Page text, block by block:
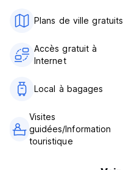
Plans de ville gratuits
Accès gratuit à
Internet
Local à bagages
Visites
guidées/Information
touristique